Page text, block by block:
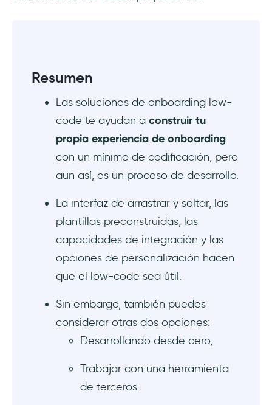
empresariales
Supervisar y mejorar la experiencia de
onboarding
Preguntas Frecuentes
¿Pueden las plataformas de bajo código
gestionar flujos de onboarding
complejos?
soluciones de onboarding creadas con
herramientas de bajo código?
¿Puedo integrar mi solución de onboarding
con otros sistemas utilizando una
¿Es seguro crear flujos de onboarding con
Resumen
Las soluciones de onboarding low-
code te ayudan a construir tu
propia experiencia de onboarding
con un mínimo de codificación, pero
aun así, es un proceso de desarrollo.
La interfaz de arrastrar y soltar, las
plantillas preconstruidas, las
capacidades de integración y las
opciones de personalización hacen
que el low-code sea útil.
Sin embargo, también puedes
considerar otras dos opciones:
Desarrollando desde cero,
Trabajar con una herramienta
de terceros.